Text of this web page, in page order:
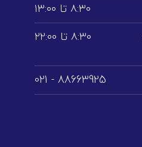
۸:۳۰ تا ۱3:۰۰
۸:۳۰ تا ۲۲:۰۰
88663925 - 021